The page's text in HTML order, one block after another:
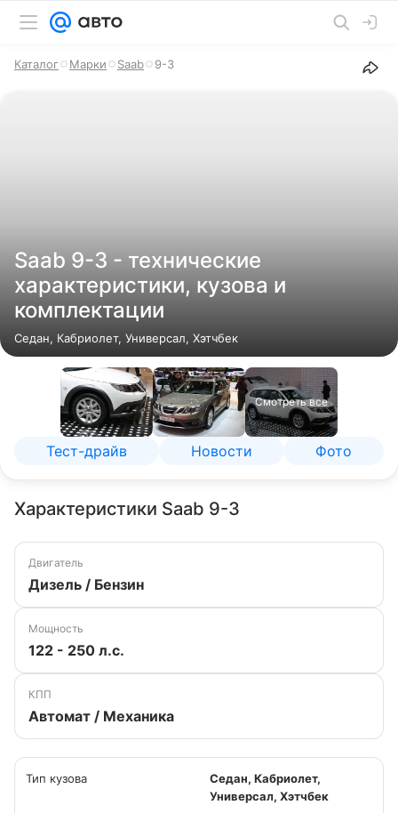
Каталог Марки Saab 9-3
Saab 9-3 - технические
характеристики, кузова и
комплектации
Седан, Кабриолет, Универсал, Хэтчбек
Смотреть все
Тест-драйв Новости Фото
Характеристики Saab 9-3
Двигатель
Дизель / Бензин
Мощность
122 - 250 л.с.
КПП
Автомат / Механика
Тип кузова
Седан, Кабриолет,
Универсал, Хэтчбек